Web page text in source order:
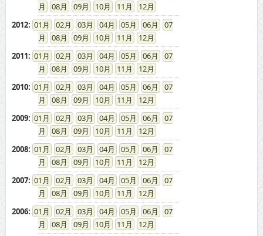
08
09 10 11
12
2012: 01 02 03 04 05 06
07
08
09 10 11
12
2011: 01 02 03 04 05 06
07
08
09 10 11
12
2010: 01 02 03 04 05 06
07
08
09 10 11
12
2009: 01 02 03 04 05 06
07
08
09 10 11
12
2008: 01 02 03 04 05 06
07
08
09 10 11
12
2007: 01 02 03 04 05 06
07
08
09 10 11
12
2006: 01 02 03 04 05 06
07
08
09 10 11
12